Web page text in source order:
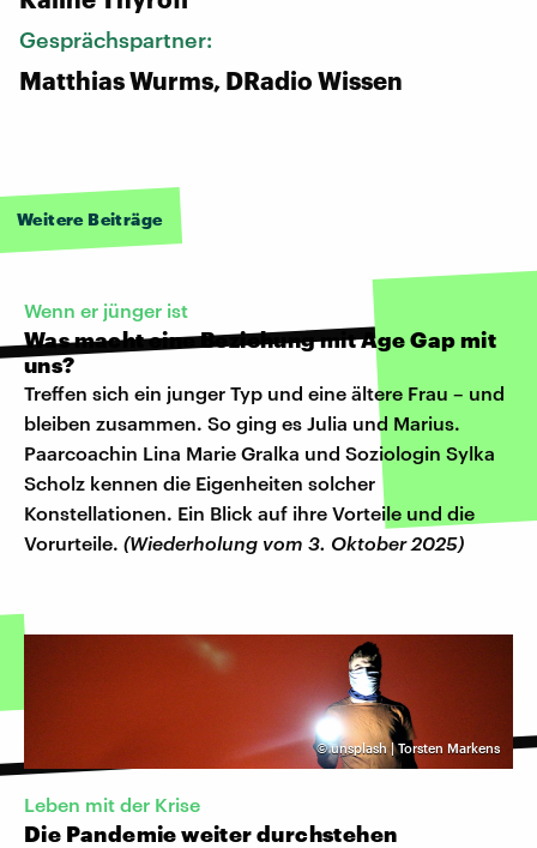
Gesprächspartner:
Matthias Wurms, DRadio Wissen
Weitere Beiträge
Wenn er jünger ist
Was macht eine Beziehung mit Age Gap mit
uns?
Treffen sich ein junger Typ und eine ältere Frau – und
bleiben zusammen. So ging es Julia und Marius.
Paarcoachin Lina Marie Gralka und Soziologin Sylka
Scholz kennen die Eigenheiten solcher
Konstellationen. Ein Blick auf ihre Vorteile und die
Vorurteile. (Wiederholung vom 3. Oktober 2025)
©unsplash | Torsten Markens
Leben mit der Krise
Die Pandemie weiter durchstehen